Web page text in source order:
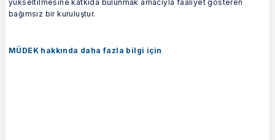
yükseltilmesine katkıda bulunmak amacıyla faaliyet gösteren
bağımsız bir kuruluştur.
MÜDEK hakkında daha fazla bilgi için